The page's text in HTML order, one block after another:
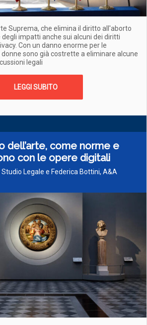
Suprema, che elimina il diritto all'aborto
degli impatti anche sui alcuni dei diritti
Con un danno enorme per le
sono già costrette a eliminare alcune
legali
LEGGI SUBITO
dell’arte, come norme e
con le opere digitali
Legale e Federica Bottini, A&A